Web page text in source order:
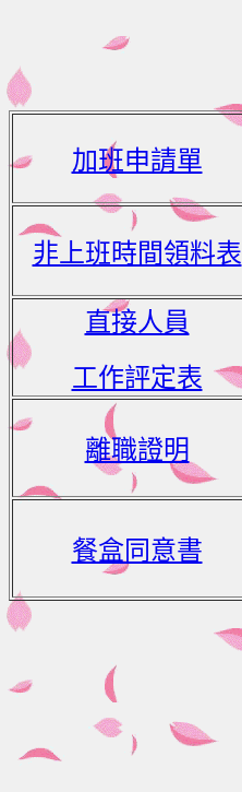
加班申請單
非上班時間領料表
直接人員
工作評定表
離職證明
餐盒同意書